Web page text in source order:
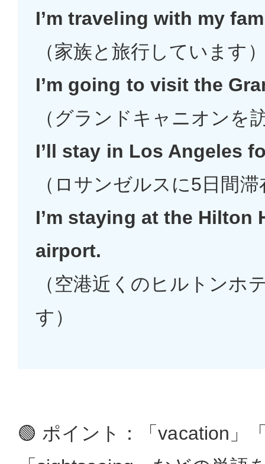
I’m traveling with my
（家族と旅行しています
I’m going to visit the
（グランドキャニオンを
I’ll stay in Los Angeles
（ロサンゼルスに5日間
I’m staying at the Hilton
airport.
（空港近くのヒルトンホ
す）
🟢 ポイント：「vacation」